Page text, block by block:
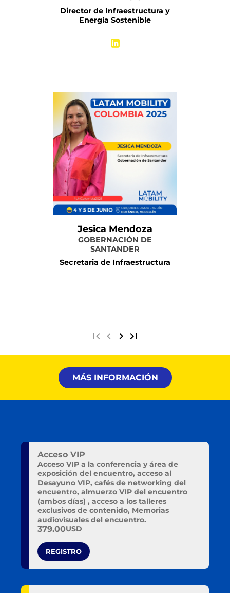
Director de Infraestructura y
Energía Sostenible
Jesica Mendoza
GOBERNACIÓN DE
SANTANDER
Secretaria de Infraestructura
MÁS INFORMACIÓN
379.00USD
REGISTRO
Acceso VIP
Acceso VIP a la conferencia y área de
exposición del encuentro, acceso al
Desayuno VIP, cafés de networking del
encuentro, almuerzo VIP del encuentro
(ambos días) , acceso a los talleres
exclusivos de contenido, Memorias
audiovisuales del encuentro.